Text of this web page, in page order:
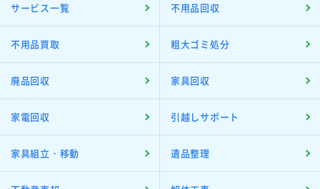
サービス一覧 不用品回収
不用品買取 粗大ゴミ処分
廃品回収 家具回収
家電回収 引越しサポート
家具組立・移動 遺品整理